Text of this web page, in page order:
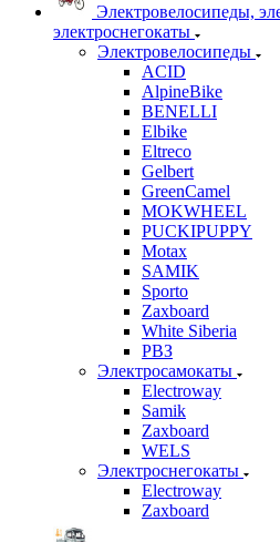
Электровелосипеды,
электроснегокаты
Электровелосипеды
ACID
AlpineBike
BENELLI
Elbike
Eltreco
Gelbert
GreenCamel
MOKWHEEL
PUCKIPUPPY
Motax
SAMIK
Sporto
Zaxboard
White Siberia
РВЗ
Электросамокаты
Electroway
Samik
Zaxboard
WELS
Электроснегокаты
Electroway
Zaxboard